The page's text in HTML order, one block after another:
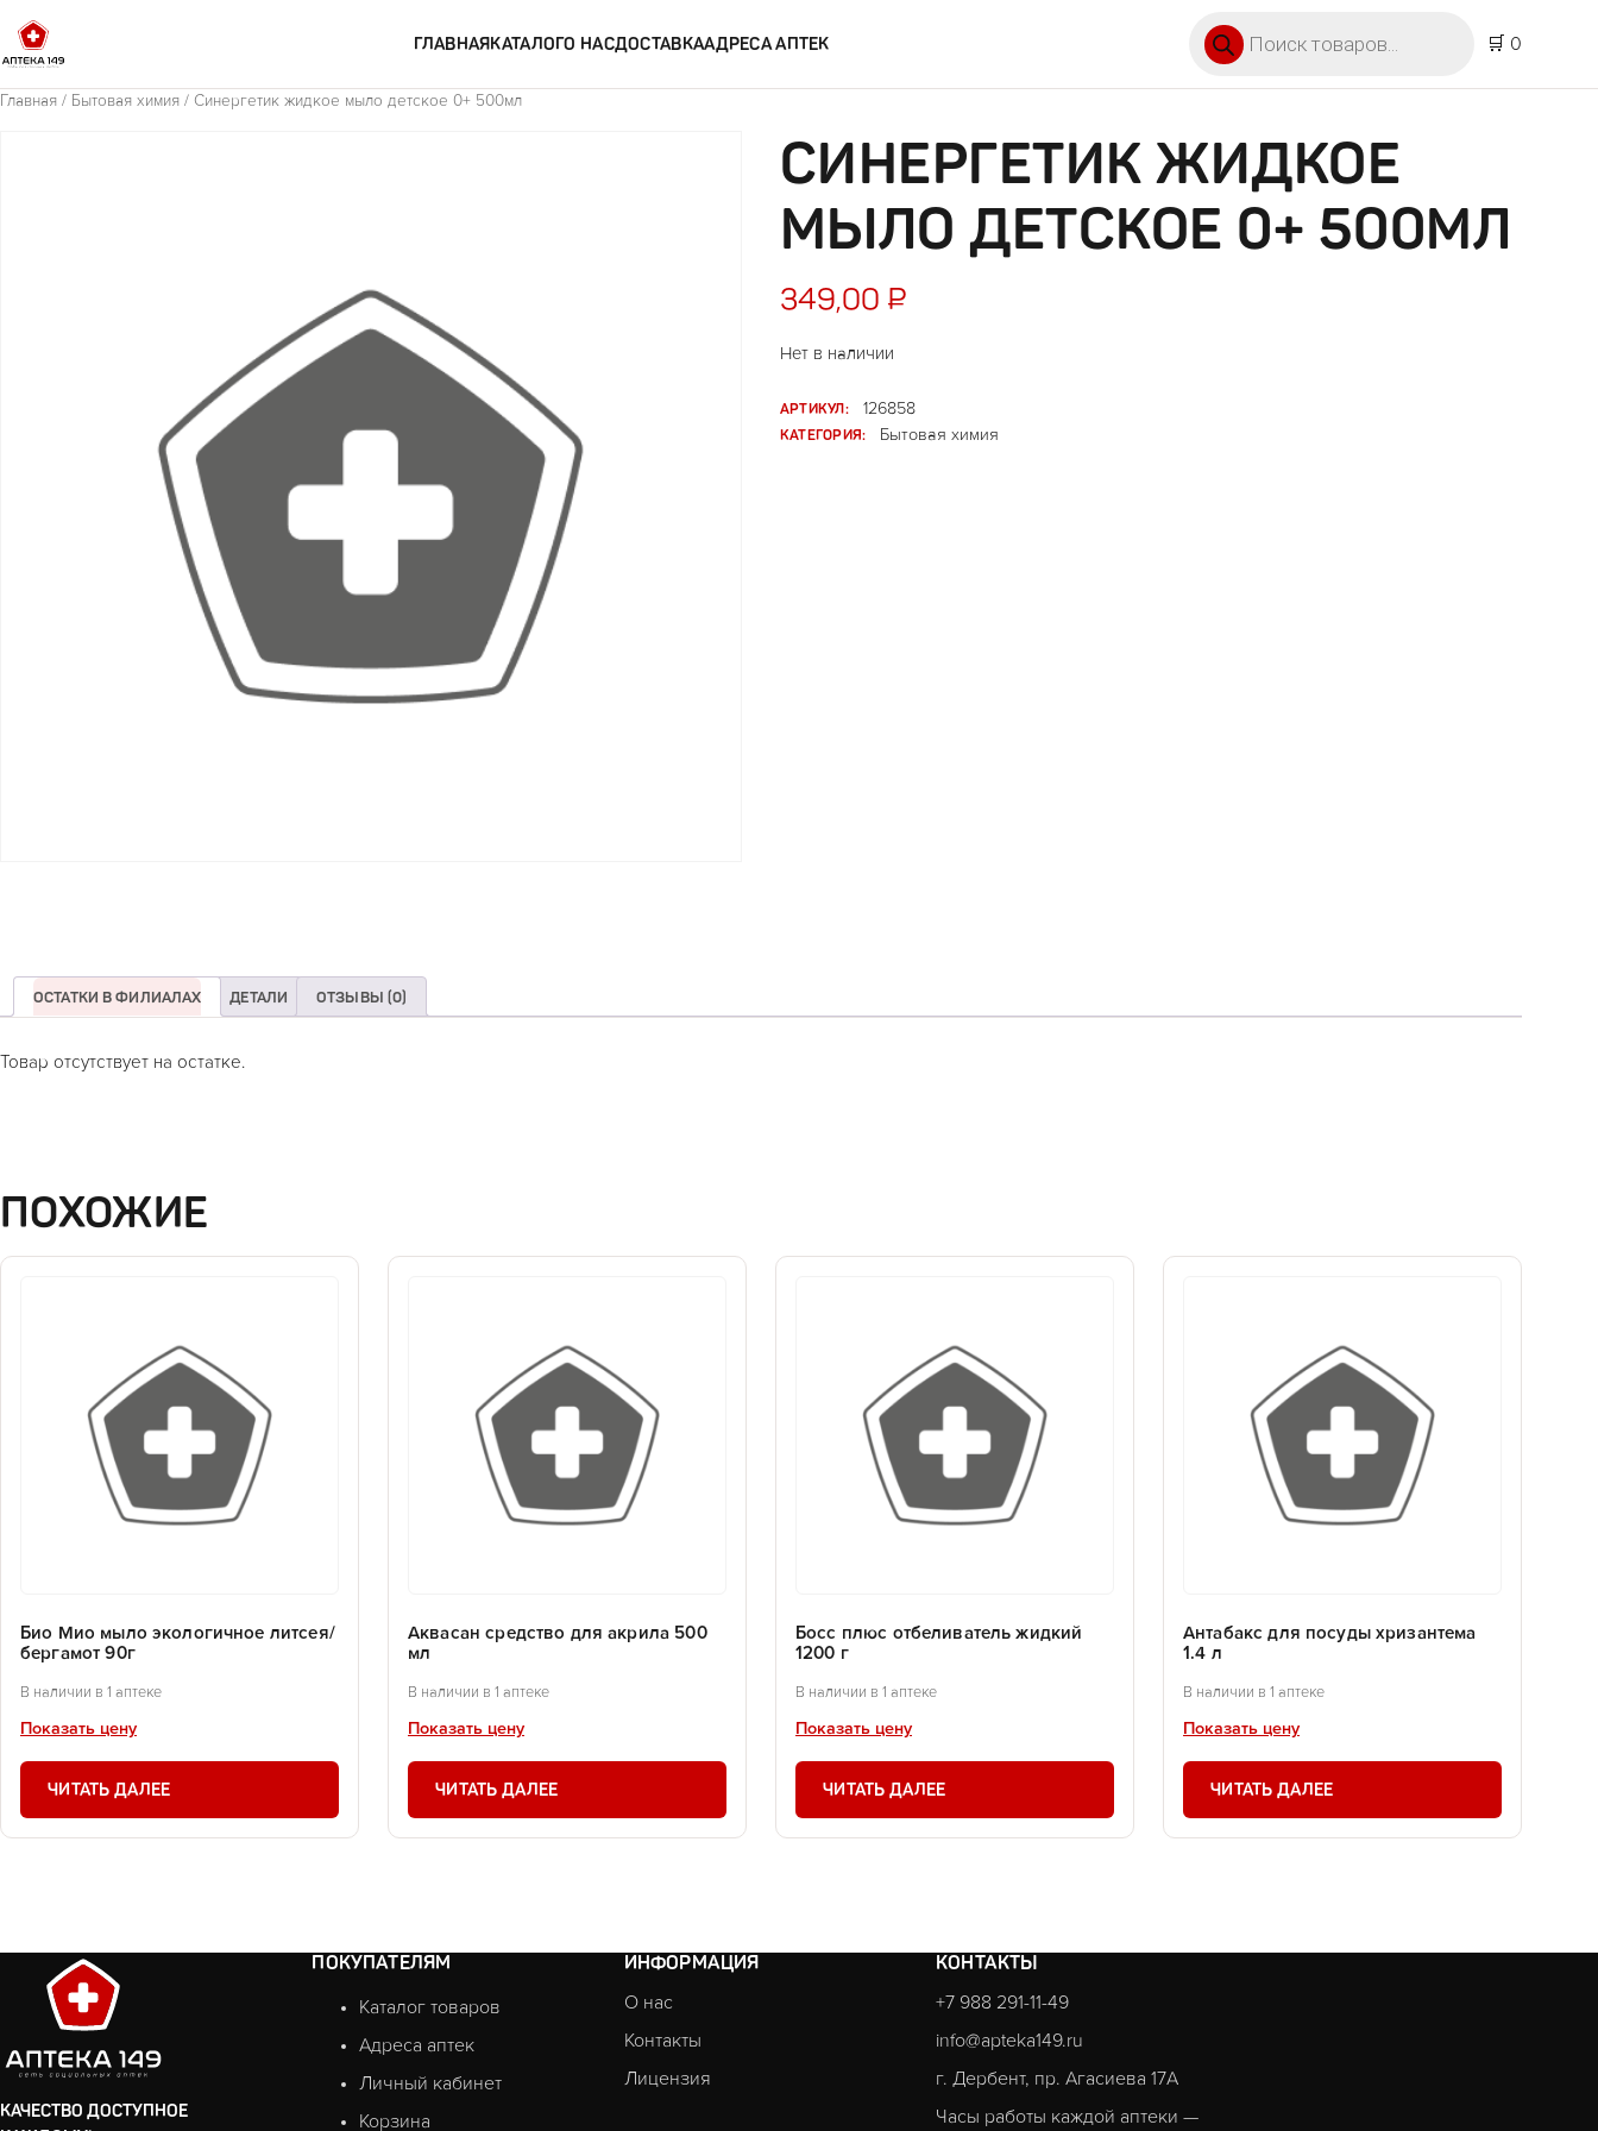
ГЛАВНАЯКАТАЛОГО НАСДОСТАВКААДРЕСА АПТЕК
🛒 0
Главная / Бытовая химия / Синергетик жидкое мыло детское 0+ 500мл
СИНЕРГЕТИК ЖИДКОЕ
МЫЛО ДЕТСКОЕ 0+ 500МЛ
349,00 ₽
Нет в наличии
АРТИКУЛ:
126858
КАТЕГОРИЯ:
Бытовая химия
ОСТАТКИ В ФИЛИАЛАХ ДЕТАЛИ ОТЗЫВЫ (0)
Товар отсутствует на остатке.
ПОХОЖИЕ
Био Мио мыло экологичное литсея/
бергамот 90г
В наличии в 1 аптеке
Показать цену
ЧИТАТЬ ДАЛЕЕ
Аквасан средство для акрила 500
мл
В наличии в 1 аптеке
Показать цену
ЧИТАТЬ ДАЛЕЕ
Босс плюс отбеливатель жидкий
1200 г
В наличии в 1 аптеке
Показать цену
ЧИТАТЬ ДАЛЕЕ
Антабакс для посуды хризантема
1.4 л
В наличии в 1 аптеке
Показать цену
ЧИТАТЬ ДАЛЕЕ
КАЧЕСТВО ДОСТУПНОЕ
ПОКУПАТЕЛЯМ
Каталог товаров
Адреса аптек
Личный кабинет
Корзина
ИНФОРМАЦИЯ
О нас
Контакты
Лицензия
КОНТАКТЫ
+7 988 291-11-49
info@apteka149.ru
г. Дербент, пр. Агасиева 17А
Часы работы каждой аптеки —